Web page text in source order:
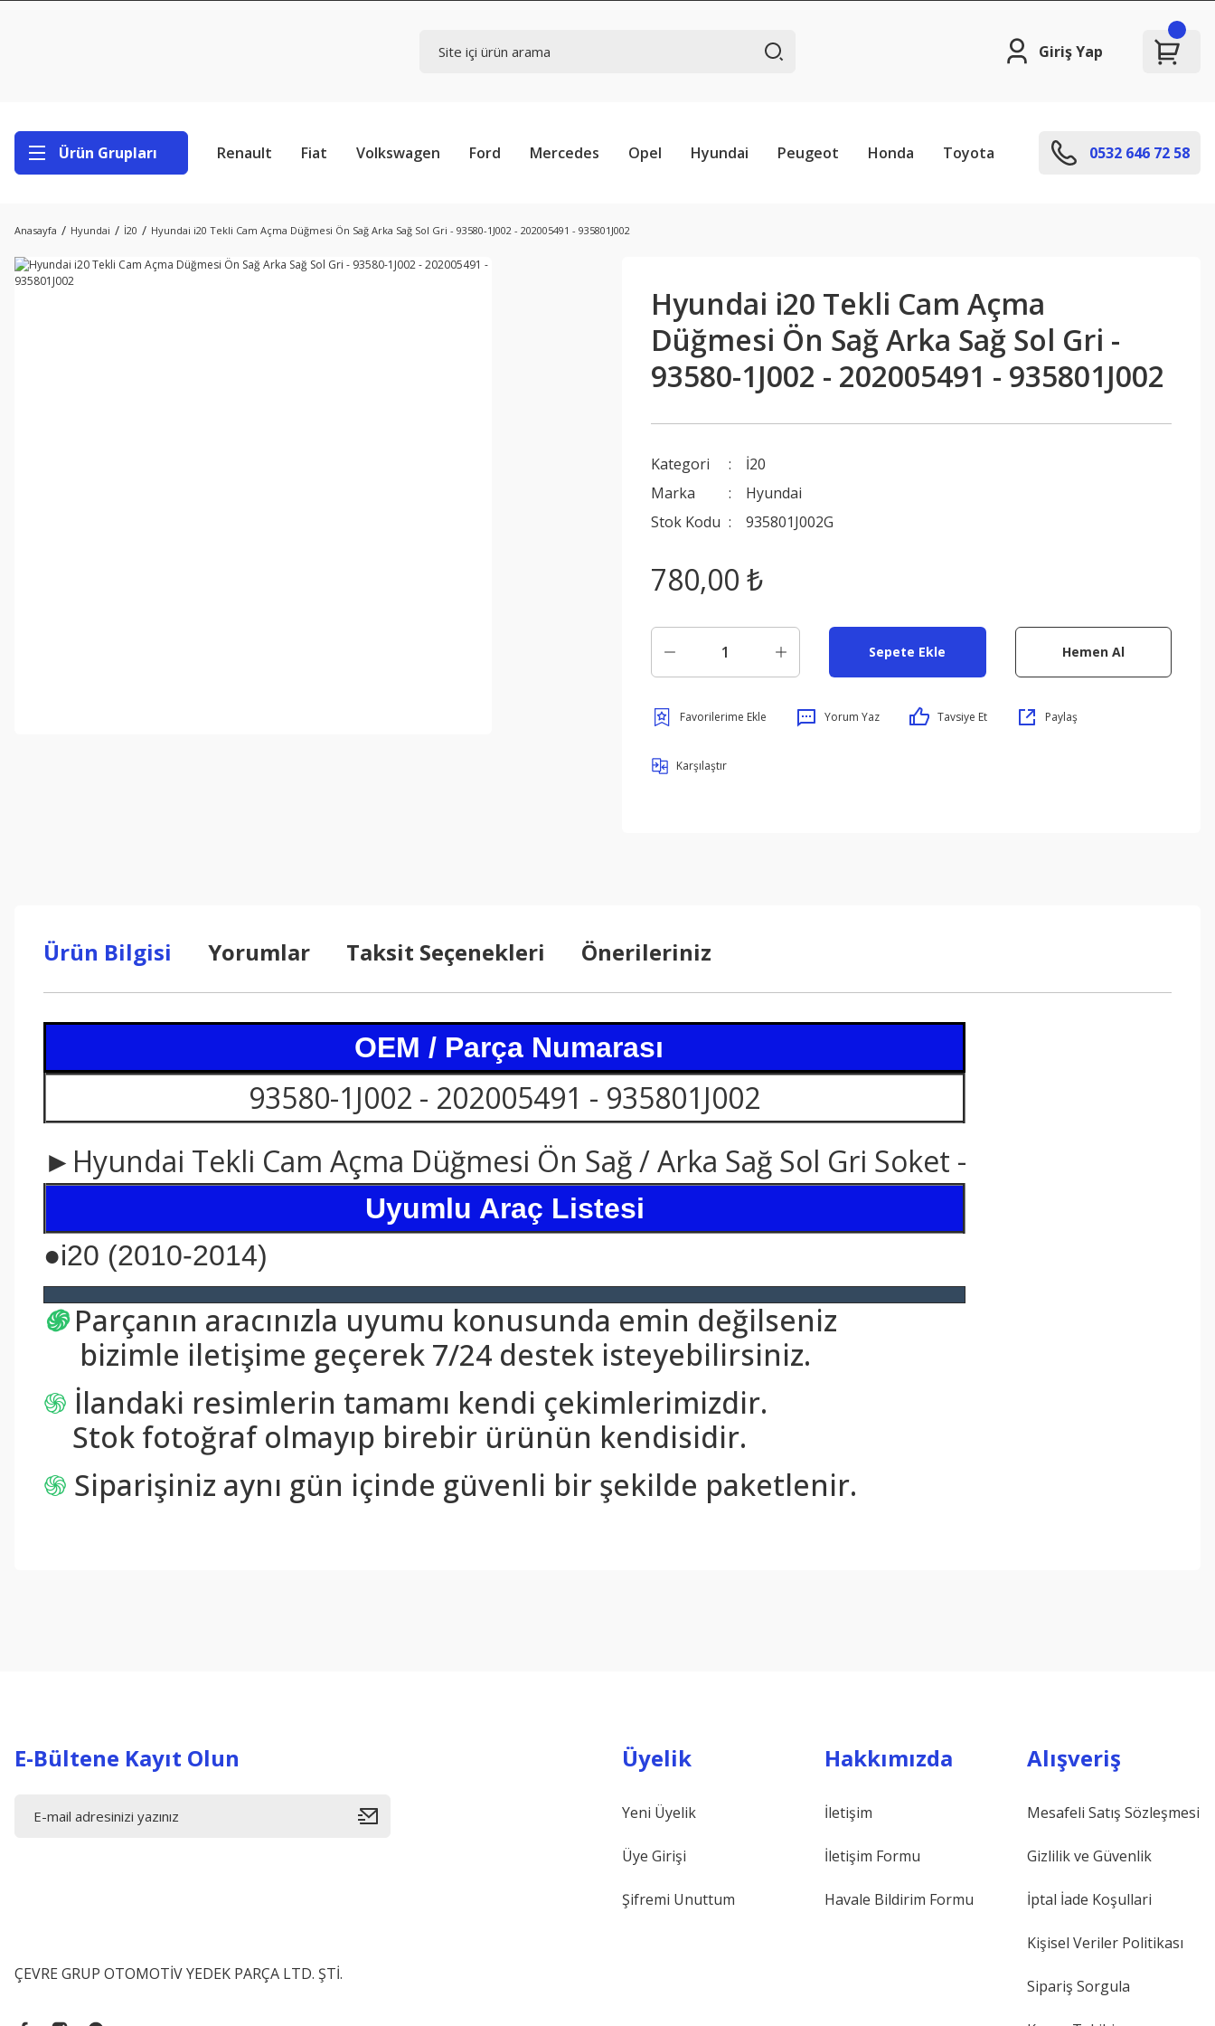
Giriş Yap
Ürün Grupları Renault Fiat Volkswagen Ford Mercedes Opel Hyundai Peugeot Honda Toyota 0532 646 72 58
Anasayfa Hyundai İ20 Hyundai i20 Tekli Cam Açma Düğmesi Ön Sağ Arka Sağ Sol Gri - 93580-1J002 - 202005491 - 935801J002
Hyundai i20 Tekli Cam Açma
Düğmesi Ön Sağ Arka Sağ Sol Gri -
93580-1J002 - 202005491 - 935801J002
Kategori
İ20
Marka
Hyundai
Stok Kodu
935801J002G
780,00 ₺
Sepete Ekle Hemen Al
Yorum Yaz Tavsiye Et Paylaş
Karşılaştır
Ürün Bilgisi Yorumlar Taksit Seçenekleri Önerileriniz
OEM / Parça Numarası
93580-1J002 - 202005491 - 935801J002
►Hyundai Tekli Cam Açma Düğmesi Ön Sağ / Arka Sağ Sol Gri Soket -
Uyumlu Araç Listesi
●i20 (2010-2014)
֍ Parçanın aracınızla uyumu konusunda emin değilseniz
bizimle iletişime geçerek 7/24 destek isteyebilirsiniz.
֍ İlandaki resimlerin tamamı kendi çekimlerimizdir.
Stok fotoğraf olmayıp birebir ürünün kendisidir.
֍ Siparişiniz aynı gün içinde güvenli bir şekilde paketlenir.
E-Bültene Kayıt Olun
ÇEVRE GRUP OTOMOTİV YEDEK PARÇA LTD. ŞTİ.
Üyelik
Yeni Üyelik
Üye Girişi
Şifremi Unuttum
Hakkımızda
İletişim
İletişim Formu
Havale Bildirim Formu
Alışveriş
Mesafeli Satış Sözleşmesi
Gizlilik ve Güvenlik
İptal İade Koşullari
Kişisel Veriler Politikası
Sipariş Sorgula